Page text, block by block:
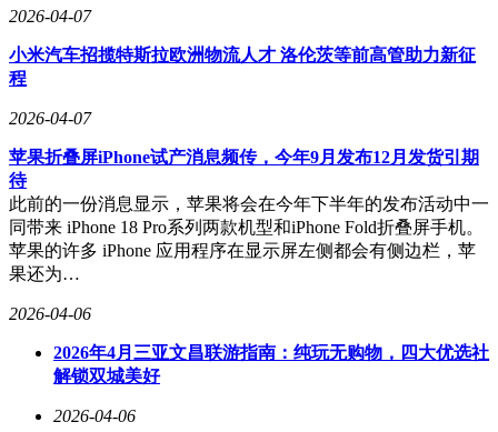
自动提升高频响应范围，捕捉乐器细节；而在会议模式中，则
仅能支持约20小时连续录音，需定期清理文件或搭配扩展卡使
用。
小米录音笔以“性价比标杆”形象切入市场。299元的定价提供
双麦克风降噪、实时转写、10米拾音等核心功能，转写服务首
年免费后续按需付费。其搭载的MIUI系统深度适配小米生态
链产品，可与手机、平板实现无缝文件传输。虽然硬件配置略
逊于旗舰机型，但通过软件优化实现了85%以上的转写准确
率，满足日常会议记录与课堂笔记需求，成为年轻用户群体的
热门选择。
功能对比显示，科大讯飞在智能化领域形成技术壁垒，飞利浦
细分满足特定需求，小米则凭借生态整合能力抢占入门市场。
消费者选购时可优先明确使用场景：跨国交流需重点关注翻译
而预算敏感型用户则可关注促销活动与转写服务套餐。
2026-04-07
小米汽车招揽特斯拉欧洲物流人才 洛伦茨等前高管助力新征
程
2026-04-07
苹果折叠屏iPhone试产消息频传，今年9月发布12月发货引期
待
此前的一份消息显示，苹果将会在今年下半年的发布活动中一
同带来 iPhone 18 Pro系列两款机型和iPhone Fold折叠屏手机。
苹果的许多 iPhone 应用程序在显示屏左侧都会有侧边栏，苹
果还为…
2026-04-06
2026年4月三亚文昌联游指南：纯玩无购物，四大优选社
解锁双城美好
2026-04-06